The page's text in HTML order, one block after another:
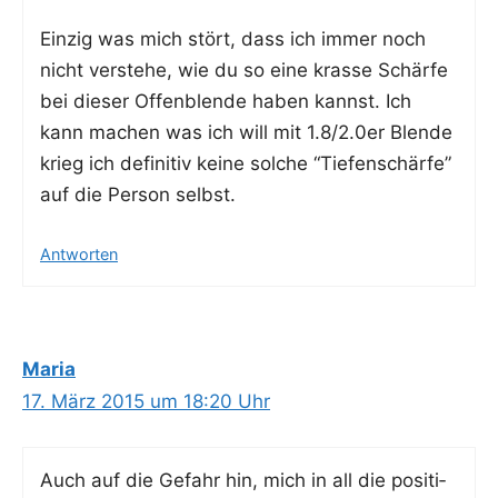
Ein­zig was mich stört, dass ich immer noch
nicht ver­ste­he, wie du so eine kras­se Schär­fe
bei die­ser Offen­blen­de haben kannst. Ich
kann machen was ich will mit 1.8/2.0er Blen­de
krieg ich defi­ni­tiv kei­ne sol­che “Tie­fen­schär­fe”
auf die Per­son selbst.
Antworten
Maria
17. März 2015 um 18:20 Uhr
Auch auf die Gefahr hin, mich in all die posi­ti­